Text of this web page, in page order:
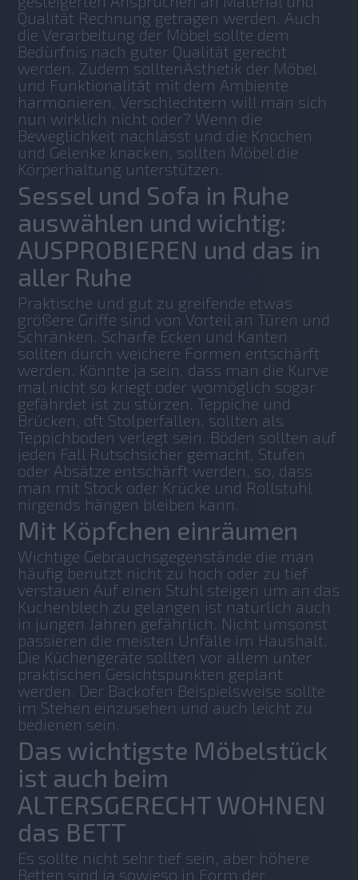
Qualität Rechnung getragen werden. Auch
die Verarbeitung der Möbel sollte dem
Bedürfnis nach guter Qualität gerecht
werden. Zudem solltenÄsthetik der Möbel
und Funktionalität mit dem Ambiente
harmonieren. Verschlechtern will man sich
nun wirklich nicht oder? Wenn die
Beweglichkeit nachlässt und die Knochen
und Gelenke knacken, sollten Möbel die
Körperhaltung unterstützen.
Sessel und Sofa in Ruhe
auswählen und wichtig:
AUSPROBIEREN und das in
aller Ruhe
Praktische und gut zu greifende etwas
größere Griffe sind von Vorteil an Türen und
Schränken. Scharfe Ecken und Kanten
sollten durch weichere Formen entschärft
werden. Könnte ja sein, dass man die Kurve
mal nicht so kriegt oder womöglich sogar
gefährdet ist zu stürzen. Teppiche und
Brücken, oft Stolperfallen, sollten als
Teppichboden verlegt sein. Böden sollten auf
jeden Fall Rutschsicher gemacht, Stufen
oder Absätze entschärft werden, so, dass
man mit Stock oder Krücke und Rollstuhl
nirgends hängen bleiben kann.
Mit Köpfchen einräumen
Wichtige Gebrauchsgegenstände die man
häufig benutzt nicht zu hoch oder zu tief
verstauen Auf einen Stuhl steigen um an das
Kuchenblech zu gelangen ist natürlich auch
in jungen Jahren gefährlich. Nicht umsonst
passieren die meisten Unfälle im Haushalt.
Die Küchengeräte sollten vor allem unter
praktischen Gesichtspunkten geplant
werden. Der Backofen Beispielsweise sollte
im Stehen einzusehen und auch leicht zu
bedienen sein.
Das wichtigste Möbelstück
ist auch beim
ALTERSGERECHT WOHNEN
das BETT
Es sollte nicht sehr tief sein, aber höhere